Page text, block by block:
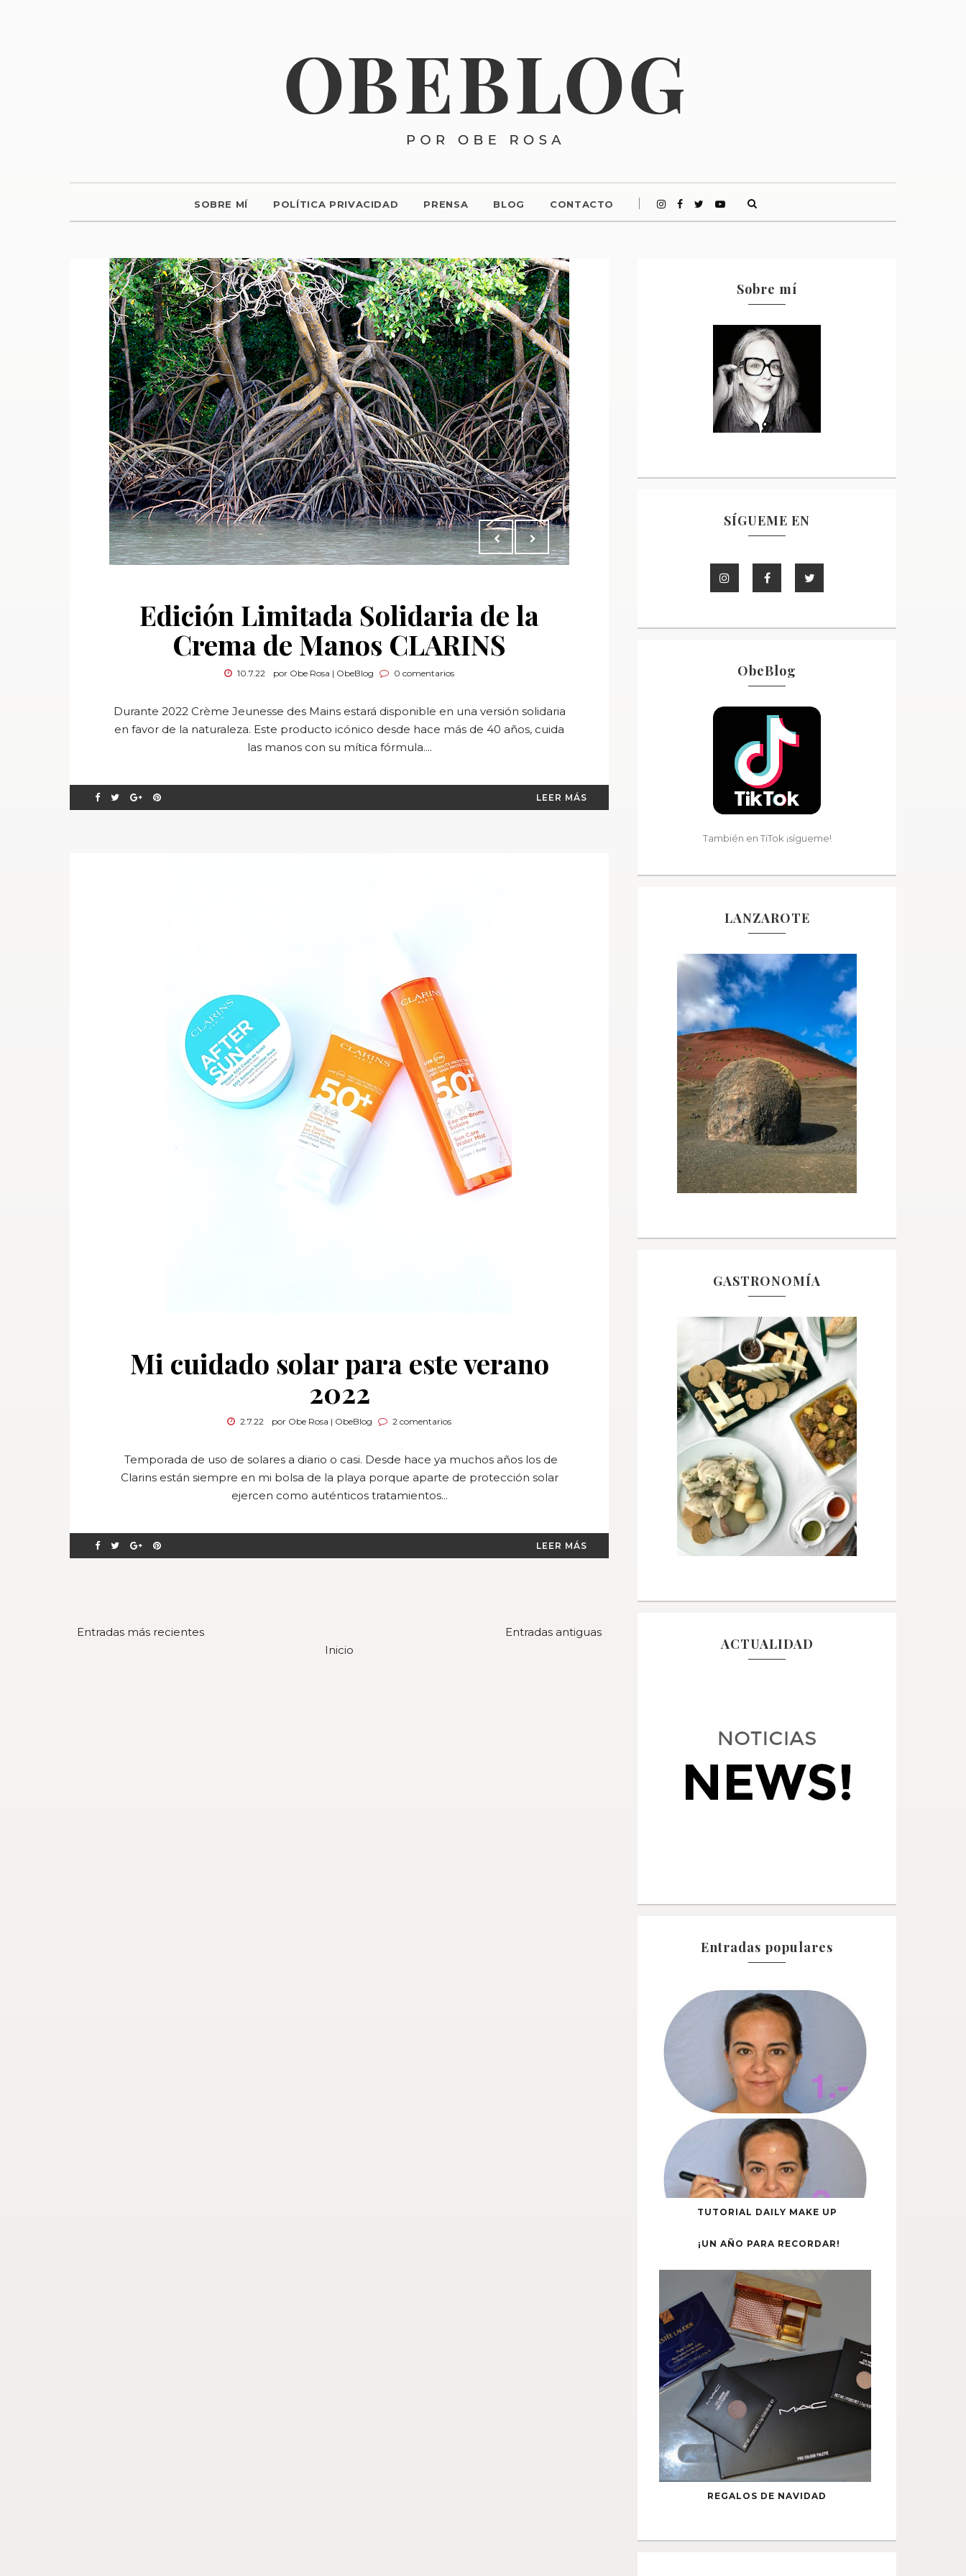
SOBRE MÍ POLÍTICA PRIVACIDAD PRENSA BLOG CONTACTO
Edición Limitada Solidaria de la
Crema de Manos CLARINS
10.7.22 por Obe Rosa | ObeBlog 0 comentarios
Durante 2022 Crème Jeunesse des Mains estará disponible en una versión solidaria
en favor de la naturaleza. Este producto icónico desde hace más de 40 años, cuida
las manos con su mítica fórmula....
LEER MÁS
Mi cuidado solar para este verano
2022
2.7.22 por Obe Rosa | ObeBlog 2 comentarios
Temporada de uso de solares a diario o casi. Desde hace ya muchos años los de
Clarins están siempre en mi bolsa de la playa porque aparte de protección solar
ejercen como auténticos tratamientos...
LEER MÁS
Entradas más recientes
Entradas antiguas
Inicio
Sobre mí
SÍGUEME EN
ObeBlog
También en TiTok ¡sígueme!
LANZAROTE
GASTRONOMÍA
ACTUALIDAD
Entradas populares
TUTORIAL DAILY MAKE UP
¡UN AÑO PARA RECORDAR!
REGALOS DE NAVIDAD